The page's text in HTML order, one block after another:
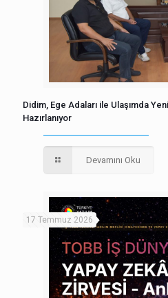
Didim, Ege Adaları ile Ulaşımda
Hazırlanıyor
Devamını Oku
17 Temmuz 2026